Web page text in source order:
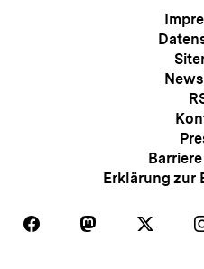
Erklärung zur
Folgen
Auf
Folgen Folgen